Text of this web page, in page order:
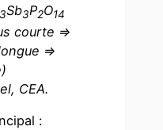
3Sb3P2O14
courte =>
=>
CEA.
: